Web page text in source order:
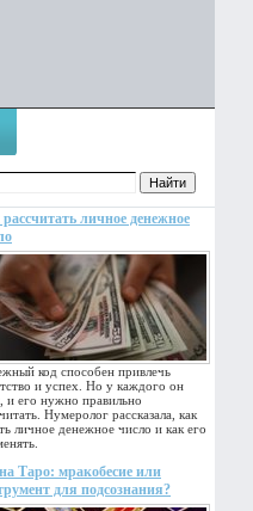
личное денежное
код способен привлечь
и успех. Но у каждого он
и его нужно правильно
Нумеролог рассказала, как
личное денежное число и как его
Таро: мракобесие или
для подсознания?